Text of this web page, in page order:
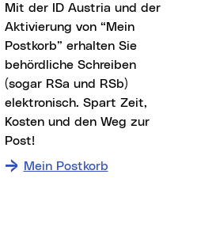
Mit der ID Austria und der
Aktivierung von “Mein
Postkorb” erhalten Sie
behördliche Schreiben
(sogar RSa und RSb)
elektronisch. Spart Zeit,
Kosten und den Weg zur
Post!
Mein Postkorb